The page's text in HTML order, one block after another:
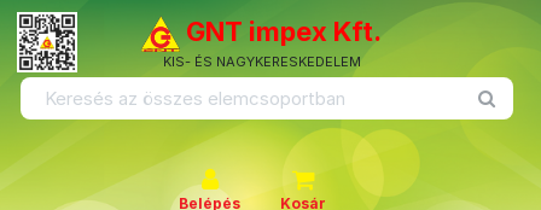
GNT impex Kft.
KIS- ÉS NAGYKERESKEDELEM
Belépés Kosár